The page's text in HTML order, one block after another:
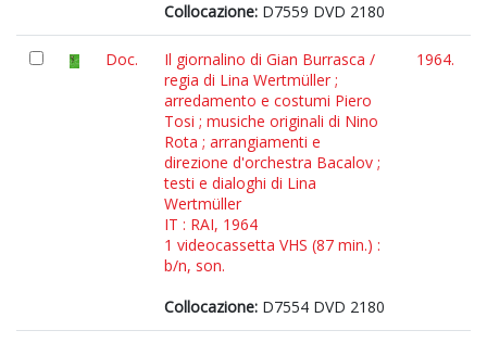
Collocazione: D7559 DVD 2180
Doc.
Il giornalino di Gian Burrasca /
regia di Lina Wertmüller ;
arredamento e costumi Piero
Tosi ; musiche originali di Nino
Rota ; arrangiamenti e
direzione d'orchestra Bacalov ;
testi e dialoghi di Lina
Wertmüller
IT : RAI, 1964
1 videocassetta VHS (87 min.) :
b/n, son.
Collocazione: D7554 DVD 2180
1964.